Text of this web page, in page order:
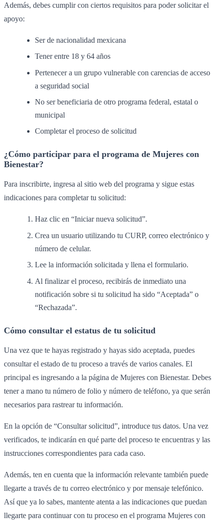
Además, debes cumplir con ciertos requisitos para poder solicitar el
apoyo:
Ser de nacionalidad mexicana
Tener entre 18 y 64 años
Pertenecer a un grupo vulnerable con carencias de acceso
a seguridad social
No ser beneficiaria de otro programa federal, estatal o
municipal
Completar el proceso de solicitud
¿Cómo participar para el programa de Mujeres con
Bienestar?
Para inscribirte, ingresa al sitio web del programa y sigue estas
indicaciones para completar tu solicitud:
Haz clic en “Iniciar nueva solicitud”.
Crea un usuario utilizando tu CURP, correo electrónico y
número de celular.
Lee la información solicitada y llena el formulario.
Al finalizar el proceso, recibirás de inmediato una
notificación sobre si tu solicitud ha sido “Aceptada” o
“Rechazada”.
Cómo consultar el estatus de tu solicitud
Una vez que te hayas registrado y hayas sido aceptada, puedes
consultar el estado de tu proceso a través de varios canales. El
principal es ingresando a la página de Mujeres con Bienestar. Debes
tener a mano tu número de folio y número de teléfono, ya que serán
necesarios para rastrear tu información.
En la opción de “Consultar solicitud”, introduce tus datos. Una vez
verificados, te indicarán en qué parte del proceso te encuentras y las
instrucciones correspondientes para cada caso.
Además, ten en cuenta que la información relevante también puede
llegarte a través de tu correo electrónico y por mensaje telefónico.
Así que ya lo sabes, mantente atenta a las indicaciones que puedan
llegarte para continuar con tu proceso en el programa Mujeres con